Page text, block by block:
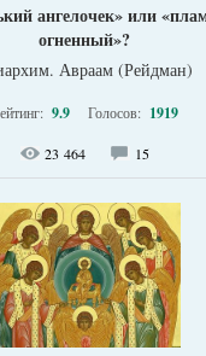
ангелочек» или
огненный»?
Авраам (Рейдман)
9.9 Голосов: 1919
23 464 15